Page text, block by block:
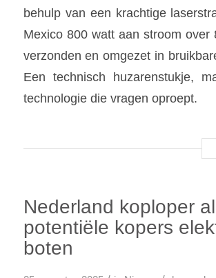
behulp van een krachtige
Mexico 800 watt aan stroom over
verzonden en omgezet in
Een technisch huzarenstukje,
technologie die vragen oproept.
Nederland koploper
potentiële kopers
boten